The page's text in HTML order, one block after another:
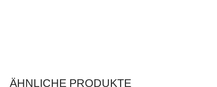
ÄHNLICHE PRODUKTE